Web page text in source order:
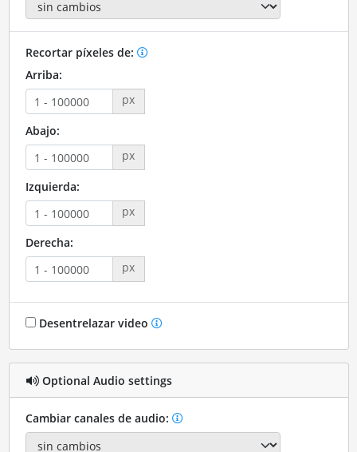
Recortar píxeles de:
Arriba:
px
Abajo:
px
Izquierda:
px
Derecha:
px
Desentrelazar video
Optional Audio settings
Cambiar canales de audio: